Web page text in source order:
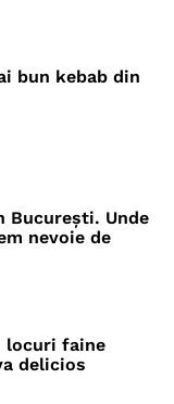
bun kebab din
București. Unde
nevoie de
locuri faine
delicios